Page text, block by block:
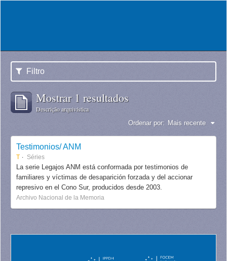
Filtro
Mostrar 1 resultados
Descrição arquivística
Ordenar por: Mais recente
Testimonios/ ANM
T Séries
La serie Legajos ANM está conformada por testimonios de
familiares y víctimas de desaparición forzada y del accionar
represivo en el Cono Sur, producidos desde 2003.
Archivo Nacional de la Memoria